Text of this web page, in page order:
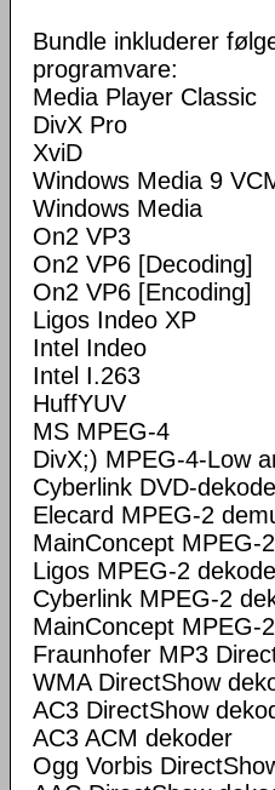
Bundle inkluderer
programvare:
Media Player Classic
DivX Pro
XviD
Windows Media 9
Windows Media
On2 VP3
On2 VP6 [Decoding]
On2 VP6 [Encoding]
Ligos Indeo XP
Intel Indeo
Intel I.263
HuffYUV
MS MPEG-4
DivX;) MPEG-4-Low
Cyberlink DVD-
Elecard MPEG-2
MainConcept MPEG-
Ligos MPEG-2
Cyberlink MPEG-2
MainConcept MPEG-
Fraunhofer MP3
WMA DirectShow
AC3 DirectShow
AC3 ACM dekoder
Ogg Vorbis